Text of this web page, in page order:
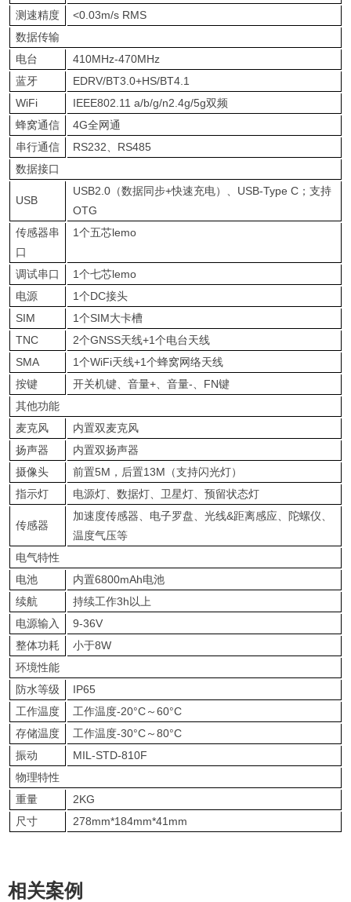
测速精度
<0.03m/s RMS
数据传输
电台
410MHz-470MHz
蓝牙
EDRV/BT3.0+HS/BT4.1
WiFi
IEEE802.11 a/b/g/n2.4g/5g双频
蜂窝通信
4G全网通
串行通信
RS232、RS485
数据接口
USB
USB2.0（数据同步+快速充电）、USB-Type C；支持
OTG
传感器串
口
1个五芯lemo
调试串口
1个七芯lemo
电源
1个DC接头
SIM
1个SIM大卡槽
TNC
2个GNSS天线+1个电台天线
SMA
1个WiFi天线+1个蜂窝网络天线
按键
开关机键、音量+、音量-、FN键
其他功能
麦克风
内置双麦克风
扬声器
内置双扬声器
摄像头
前置5M，后置13M（支持闪光灯）
指示灯
电源灯、数据灯、卫星灯、预留状态灯
传感器
加速度传感器、电子罗盘、光线&距离感应、陀螺仪、
温度气压等
电气特性
电池
内置6800mAh电池
续航
持续工作3h以上
电源输入
9-36V
整体功耗
小于8W
环境性能
防水等级
IP65
工作温度
工作温度-20°C～60°C
存储温度
工作温度-30°C～80°C
振动
MIL-STD-810F
物理特性
重量
2KG
尺寸
278mm*184mm*41mm
相关案例